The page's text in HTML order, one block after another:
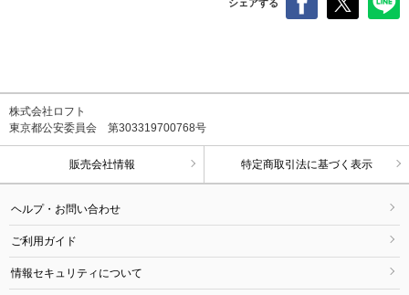
シェアする
株式会社ロフト
東京都公安委員会 第303319700768号
販売会社情報 特定商取引法に基づく表示
ヘルプ・お問い合わせ
ご利用ガイド
情報セキュリティについて